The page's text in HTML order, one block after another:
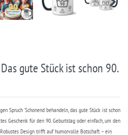
gute Stück ist schon 90.
Spruch 'Schonend behandeln, das gute Stück ist schon
Geschenk für den 90. Geburtstag oder einfach, um den
Design trifft auf humorvolle Botschaft – ein